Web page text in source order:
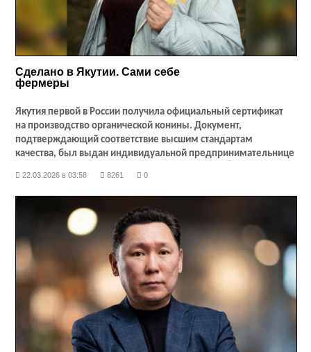
Сделано в Якутии. Сами себе
фермеры
Якутия первой в России получила официальный сертификат
на производство органической конины. Документ,
подтверждающий соответствие высшим стандартам
качества, был выдан индивидуальной предпринимательнице
и не Калмыкии. А якутскому фермеру.
22.03.2026 в 03:58 8261 0